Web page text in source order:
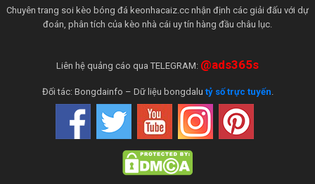
Chuyên trang soi kèo bóng đá keonhacaiz.cc nhận định các giải đấu với dự
đoán, phân tích của kèo nhà cái uy tín hàng đầu châu lục.
Liên hệ quảng cáo qua TELEGRAM: @ads365s
Đối tác: Bongdainfo – Dữ liệu bongdalu tỷ số trực tuyến.